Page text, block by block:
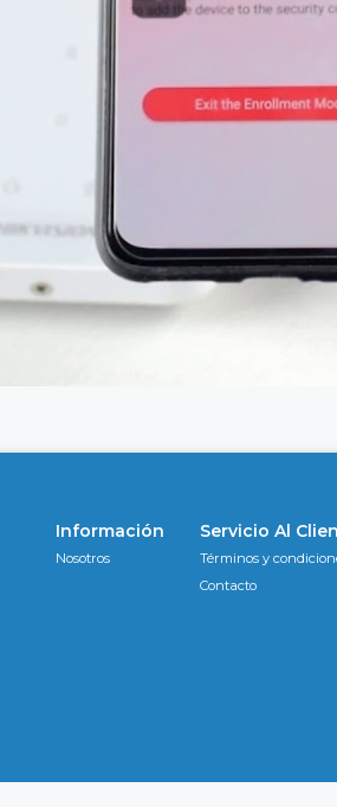
Información
Nosotros
Servicio Al
Términos y
Contacto